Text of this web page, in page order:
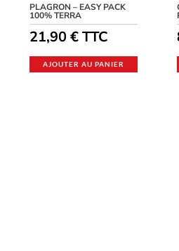
PLAGRON – EASY PACK
100% TERRA
21,90€ TTC
AJOUTER AU PANIER